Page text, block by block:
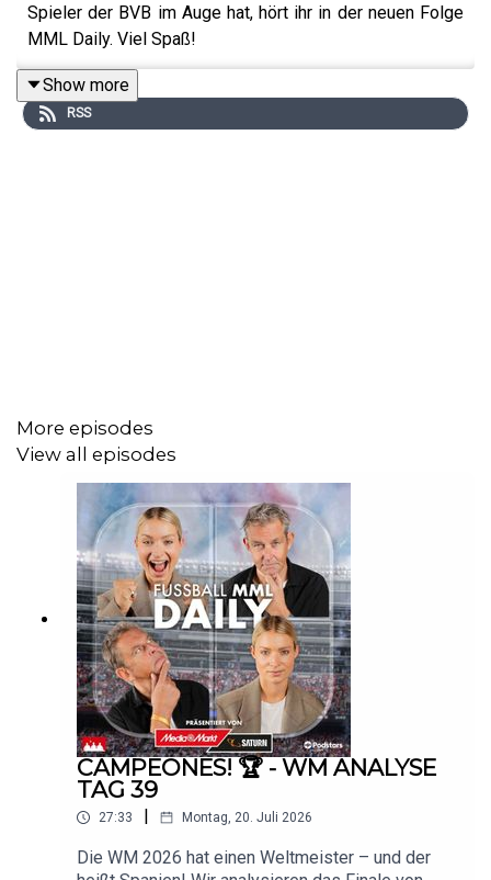
Spieler der BVB im Auge hat, hört ihr in der neuen Folge
MML Daily. Viel Spaß!
+++ Alle Infos zu uns und unseren Partnern findet ihr
Show more
RSS
More episodes
View all episodes
CAMPEONES! 🏆 - WM ANALYSE
TAG 39
27:33 Montag, 20. Juli 2026
Die WM 2026 hat einen Weltmeister – und der